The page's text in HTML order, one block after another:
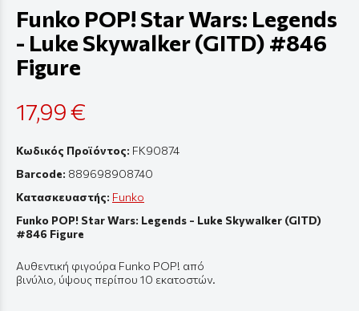
Funko POP! Star Wars: Legends
- Luke Skywalker (GITD) #846
Figure
17,99 €
Κωδικός Προϊόντος: FK90874
Barcode: 889698908740
Κατασκευαστής: Funko
Funko POP! Star Wars: Legends - Luke Skywalker (GITD)
#846 Figure
Αυθεντική φιγούρα Funko POP! από
βινύλιο, ύψουςπερίπου 10 εκατοστών.